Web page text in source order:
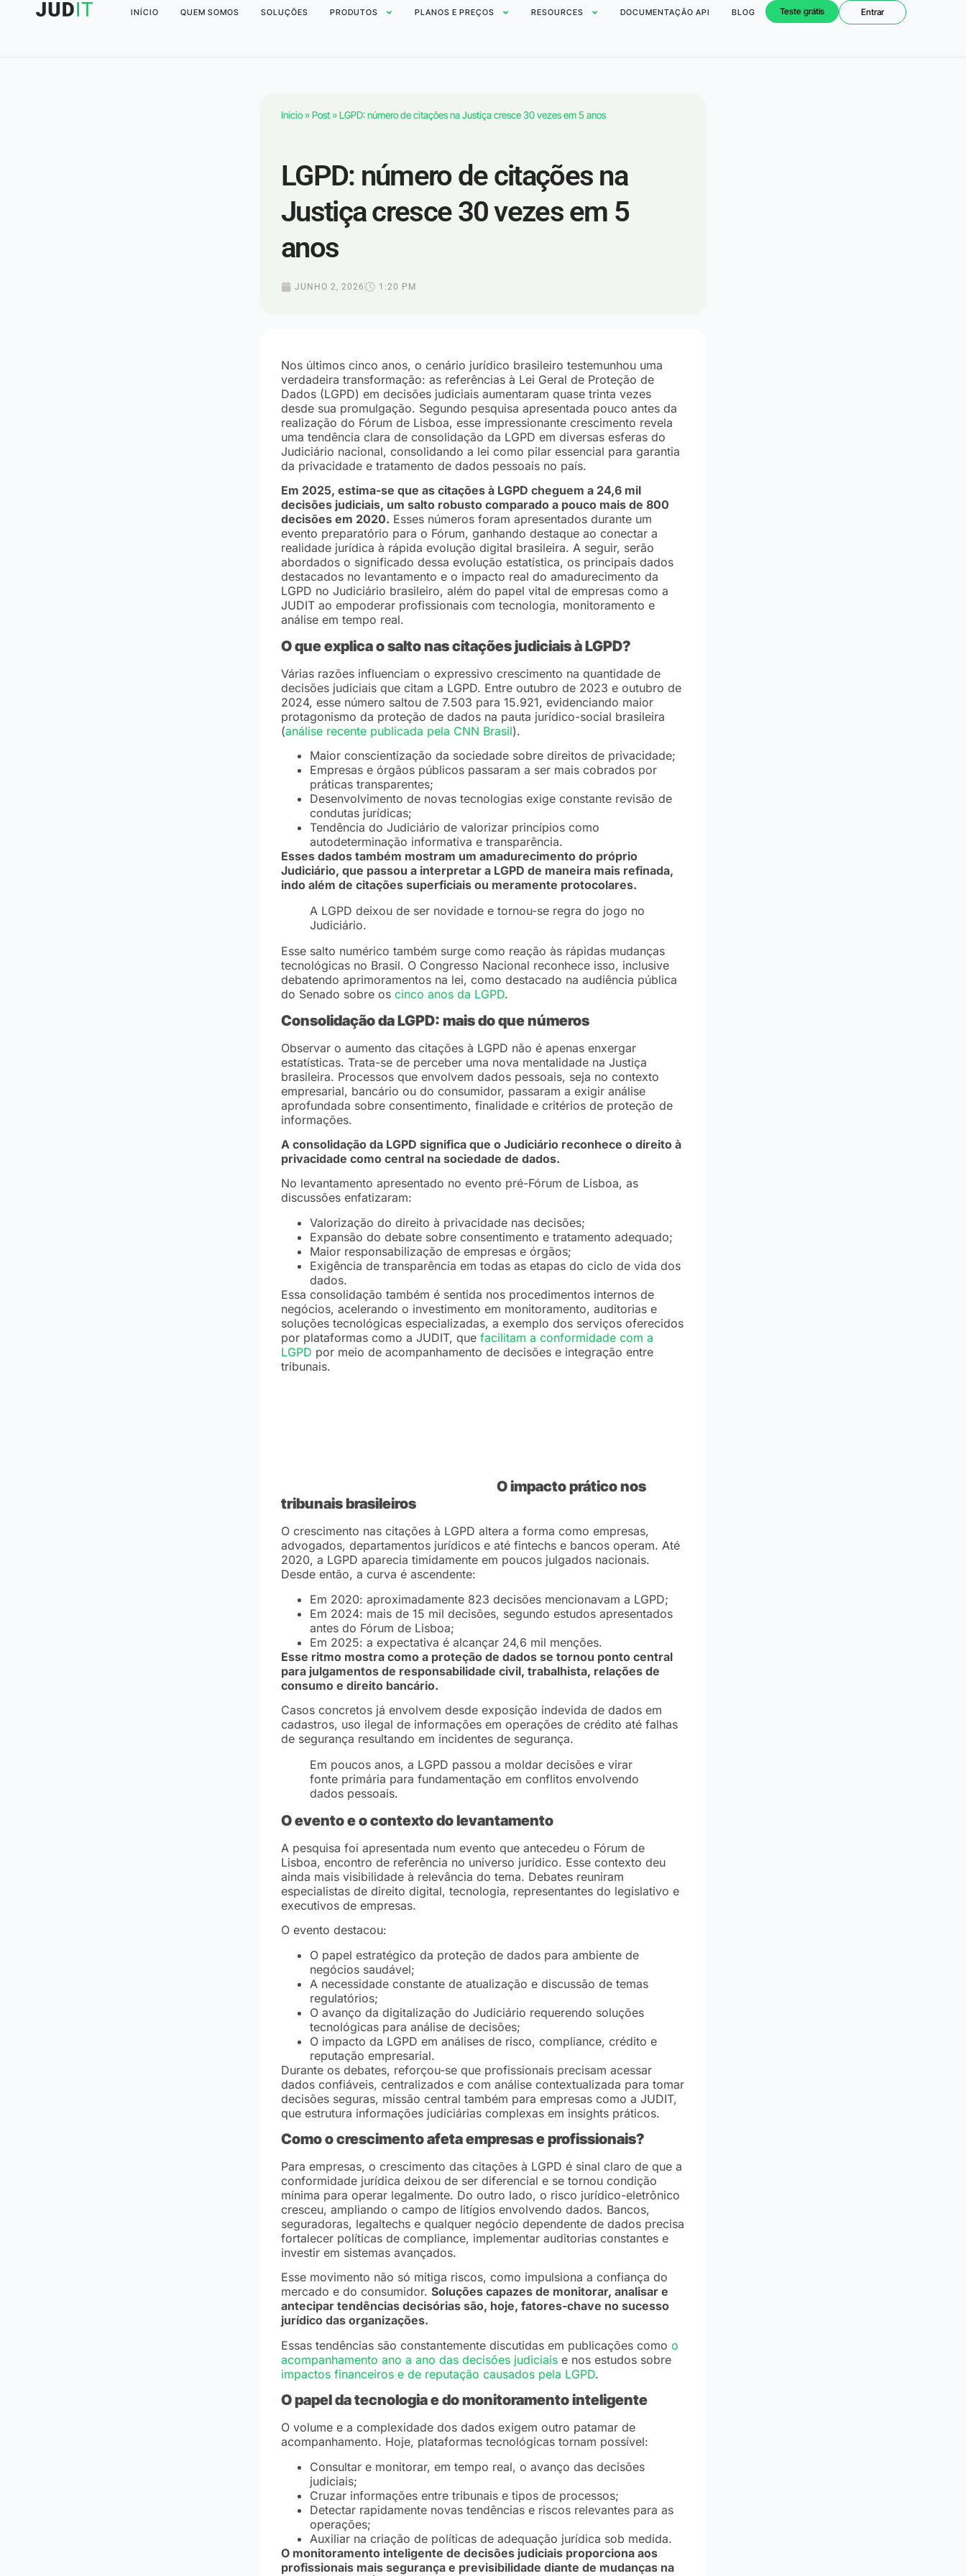
INÍCIO QUEM SOMOS SOLUÇÕES PRODUTOS PLANOS E PREÇOS RESOURCES DOCUMENTAÇÃO API BLOG Teste grátis Entrar
Início»Post»LGPD: número de citações na Justiça cresce 30 vezes em 5 anos
LGPD: número de citações na
Justiça cresce 30 vezes em 5
anos
JUNHO 2, 2026 1:20 PM
Nos últimos cinco anos, o cenário jurídico brasileiro testemunhou uma
verdadeira transformação: as referências à Lei Geral de Proteção de
Dados (LGPD) em decisões judiciais aumentaram quase trinta vezes
desde sua promulgação. Segundo pesquisa apresentada pouco antes da
realização do Fórum de Lisboa, esse impressionante crescimento revela
uma tendência clara de consolidação da LGPD em diversas esferas do
Judiciário nacional, consolidando a lei como pilar essencial para garantia
da privacidade e tratamento de dados pessoais no país.
Em 2025, estima-se que as citações à LGPD cheguem a 24,6 mil
decisões judiciais, um salto robusto comparado a pouco mais de 800
decisões em 2020. Esses números foram apresentados durante um
evento preparatório para o Fórum, ganhando destaque ao conectar a
realidade jurídica à rápida evolução digital brasileira. A seguir, serão
abordados o significado dessa evolução estatística, os principais dados
destacados no levantamento e o impacto real do amadurecimento da
LGPD no Judiciário brasileiro, além do papel vital de empresas como a
JUDIT ao empoderar profissionais com tecnologia, monitoramento e
análise em tempo real.
O que explica o salto nas citações judiciais à LGPD?
Várias razões influenciam o expressivo crescimento na quantidade de
decisões judiciais que citam a LGPD. Entre outubro de 2023 e outubro de
2024, esse número saltou de 7.503 para 15.921, evidenciando maior
protagonismo da proteção de dados na pauta jurídico-social brasileira
(análise recente publicada pela CNN Brasil).
Maior conscientização da sociedade sobre direitos de privacidade;
Empresas e órgãos públicos passaram a ser mais cobrados por
práticas transparentes;
Desenvolvimento de novas tecnologias exige constante revisão de
condutas jurídicas;
Tendência do Judiciário de valorizar princípios como
autodeterminação informativa e transparência.
Esses dados também mostram um amadurecimento do próprio
Judiciário, que passou a interpretar a LGPD de maneira mais refinada,
indo além de citações superficiais ou meramente protocolares.
A LGPD deixou de ser novidade e tornou-se regra do jogo no
Judiciário.
Esse salto numérico também surge como reação às rápidas mudanças
tecnológicas no Brasil. O Congresso Nacional reconhece isso, inclusive
debatendo aprimoramentos na lei, como destacado na audiência pública
do Senado sobre os cinco anos da LGPD.
Consolidação da LGPD: mais do que números
Observar o aumento das citações à LGPD não é apenas enxergar
estatísticas. Trata-se de perceber uma nova mentalidade na Justiça
brasileira. Processos que envolvem dados pessoais, seja no contexto
empresarial, bancário ou do consumidor, passaram a exigir análise
aprofundada sobre consentimento, finalidade e critérios de proteção de
informações.
A consolidação da LGPD significa que o Judiciário reconhece o direito à
privacidade como central na sociedade de dados.
No levantamento apresentado no evento pré-Fórum de Lisboa, as
discussões enfatizaram:
Valorização do direito à privacidade nas decisões;
Expansão do debate sobre consentimento e tratamento adequado;
Maior responsabilização de empresas e órgãos;
Exigência de transparência em todas as etapas do ciclo de vida dos
dados.
Essa consolidação também é sentida nos procedimentos internos de
negócios, acelerando o investimento em monitoramento, auditorias e
soluções tecnológicas especializadas, a exemplo dos serviços oferecidos
por plataformas como a JUDIT, que facilitam a conformidade com a
LGPD por meio de acompanhamento de decisões e integração entre
tribunais.
O impacto prático nos
tribunais brasileiros
O crescimento nas citações à LGPD altera a forma como empresas,
advogados, departamentos jurídicos e até fintechs e bancos operam. Até
2020, a LGPD aparecia timidamente em poucos julgados nacionais.
Desde então, a curva é ascendente:
Em 2020: aproximadamente 823 decisões mencionavam a LGPD;
Em 2024: mais de 15 mil decisões, segundo estudos apresentados
antes do Fórum de Lisboa;
Em 2025: a expectativa é alcançar 24,6 mil menções.
Esse ritmo mostra como a proteção de dados se tornou ponto central
para julgamentos de responsabilidade civil, trabalhista, relações de
consumo e direito bancário.
Casos concretos já envolvem desde exposição indevida de dados em
cadastros, uso ilegal de informações em operações de crédito até falhas
de segurança resultando em incidentes de segurança.
Em poucos anos, a LGPD passou a moldar decisões e virar
fonte primária para fundamentação em conflitos envolvendo
dados pessoais.
O evento e o contexto do levantamento
A pesquisa foi apresentada num evento que antecedeu o Fórum de
Lisboa, encontro de referência no universo jurídico. Esse contexto deu
ainda mais visibilidade à relevância do tema. Debates reuniram
especialistas de direito digital, tecnologia, representantes do legislativo e
executivos de empresas.
O evento destacou:
O papel estratégico da proteção de dados para ambiente de
negócios saudável;
A necessidade constante de atualização e discussão de temas
regulatórios;
O avanço da digitalização do Judiciário requerendo soluções
tecnológicas para análise de decisões;
O impacto da LGPD em análises de risco, compliance, crédito e
reputação empresarial.
Durante os debates, reforçou-se que profissionais precisam acessar
dados confiáveis, centralizados e com análise contextualizada para tomar
decisões seguras, missão central também para empresas como a JUDIT,
que estrutura informações judiciárias complexas em insights práticos.
Como o crescimento afeta empresas e profissionais?
Para empresas, o crescimento das citações à LGPD é sinal claro de que a
conformidade jurídica deixou de ser diferencial e se tornou condição
mínima para operar legalmente. Do outro lado, o risco jurídico-eletrônico
cresceu, ampliando o campo de litígios envolvendo dados. Bancos,
seguradoras, legaltechs e qualquer negócio dependente de dados precisa
fortalecer políticas de compliance, implementar auditorias constantes e
investir em sistemas avançados.
Esse movimento não só mitiga riscos, como impulsiona a confiança do
mercado e do consumidor. Soluções capazes de monitorar, analisar e
antecipar tendências decisórias são, hoje, fatores-chave no sucesso
jurídico das organizações.
Essas tendências são constantemente discutidas em publicações como o
acompanhamento ano a ano das decisões judiciais e nos estudos sobre
impactos financeiros e de reputação causados pela LGPD.
O papel da tecnologia e do monitoramento inteligente
O volume e a complexidade dos dados exigem outro patamar de
acompanhamento. Hoje, plataformas tecnológicas tornam possível:
Consultar e monitorar, em tempo real, o avanço das decisões
judiciais;
Cruzar informações entre tribunais e tipos de processos;
Detectar rapidamente novas tendências e riscos relevantes para as
operações;
Auxiliar na criação de políticas de adequação jurídica sob medida.
O monitoramento inteligente de decisões judiciais proporciona aos
profissionais mais segurança e previsibilidade diante de mudanças na